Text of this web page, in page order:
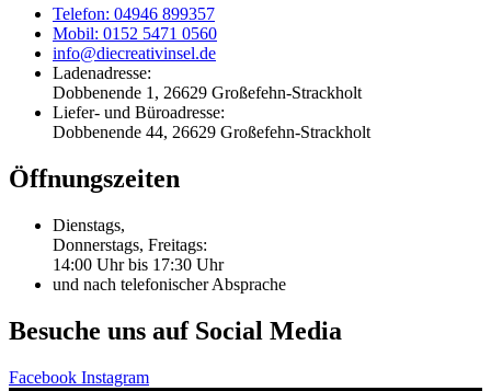
Telefon: 04946 899357
Mobil: 0152 5471 0560
info@diecreativinsel.de
Ladenadresse:
Dobbenende 1, 26629 Großefehn-Strackholt
Liefer- und Büroadresse:
Dobbenende 44, 26629 Großefehn-Strackholt
Öffnungszeiten
Dienstags,
Donnerstags, Freitags:
14:00 Uhr bis 17:30 Uhr
und nach telefonischer Absprache
Besuche uns auf Social Media
Facebook Instagram